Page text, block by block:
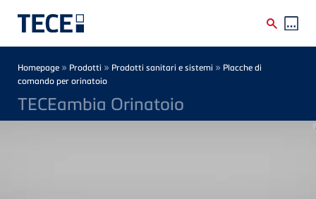
Breadcrumb
Homepage » Prodotti » Prodotti sanitari e sistemi » Placche di
comando per orinatoio
TECEambia Orinatoio